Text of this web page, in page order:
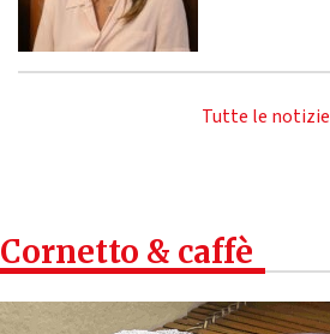
Tutte le notizie
Cornetto & caffè